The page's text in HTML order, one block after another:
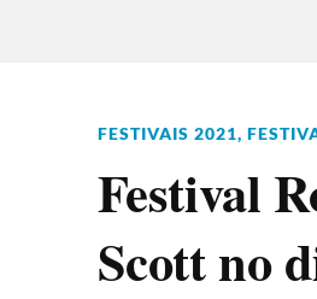
FESTIVAIS 2021,
Festival
Scott no